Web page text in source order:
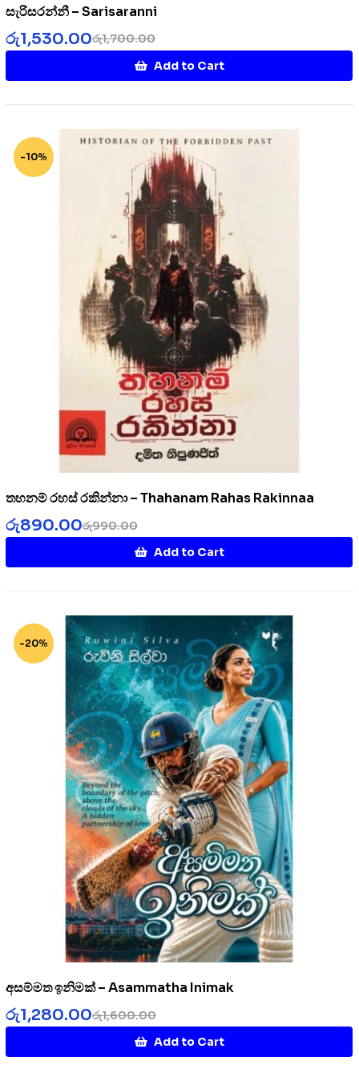
සැරිසරන්නී – Sarisaranni
රු1,700.00
රු1,530.00
Add to Cart
-10%
තහනම් රහස් රකින්නා – Thahanam Rahas Rakinnaa
රු990.00
රු890.00
Add to Cart
-20%
අසම්මත ඉනිමක් – Asammatha Inimak
රු1,600.00
රු1,280.00
Add to Cart